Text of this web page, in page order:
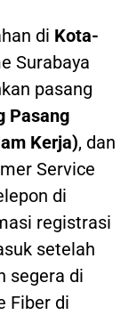
di Kota-
Surabaya
pasang
Pasang
Kerja), dan
Service
di
registrasi
setelah
segera di
Fiber di